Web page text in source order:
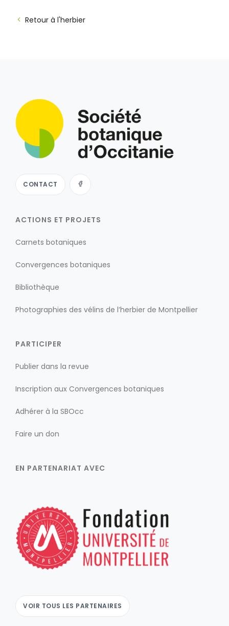
Retour à l'herbier
CONTACT
ACTIONS ET PROJETS
Carnets botaniques
Convergences botaniques
Bibliothèque
Photographies des vélins de l’herbier de Montpellier
PARTICIPER
Publier dans la revue
Inscription aux Convergences botaniques
Adhérer à la SBOcc
Faire un don
EN PARTENARIAT AVEC
VOIR TOUS LES PARTENAIRES